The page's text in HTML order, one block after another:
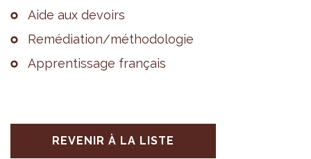
Aide aux devoirs
Remé­dia­tion/métho­do­lo­gie
Appren­tis­sage fran­çais
REVENIR À LA LISTE